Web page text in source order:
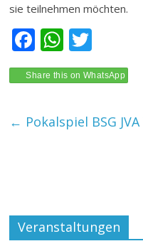
sie teilnehmen möchten.
F
ac
e
o
W
h
at
A
w
itt
Share this on WhatsApp
← Pokalspiel BSG
Veranstaltungen